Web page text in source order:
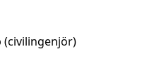
(civilingenjör)